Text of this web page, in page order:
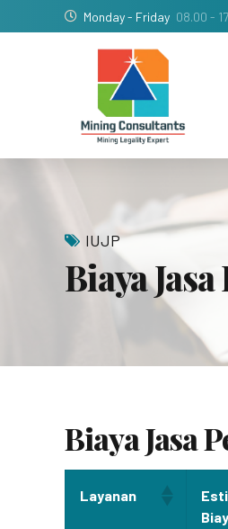
Monday - Friday 08.00 -
IUJP
Biaya
Biaya Jasa
Layanan